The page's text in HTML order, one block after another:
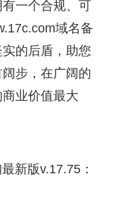
一个合规、可
域名备
的后盾，助您
步，在广阔的
业价值最大
新版v.17.75：